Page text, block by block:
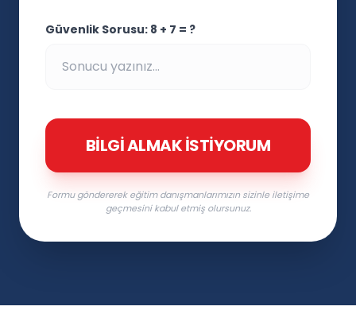
Güvenlik Sorusu: 8 + 7 = ?
BILGI ALMAK İSTIYORUM
Formu göndererek eğitim danışmanlarımızın sizinle iletişime
geçmesini kabul etmiş olursunuz.